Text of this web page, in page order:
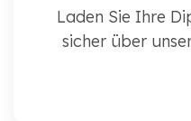
Laden Sie Ihre
sicher über